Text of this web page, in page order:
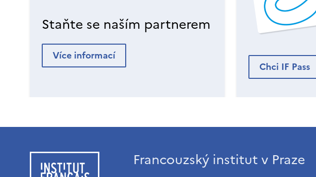
Staňte se naším partnerem
Více informací
Chci IF Pass
Francouzský institut v Praze